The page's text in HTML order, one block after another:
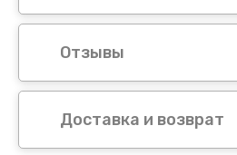
Отзывы
Доставка и возврат